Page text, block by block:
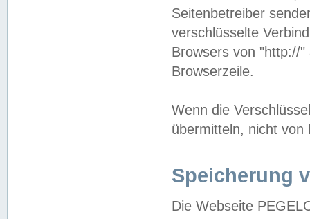
Seitenbetreiber
verschlüsselte
Browsers von "http://
Browserzeile.
Wenn die
übermitteln, nicht von
Speicherung
Die Webseite